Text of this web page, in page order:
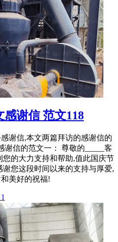
谢信 范文118
谢信,本文两篇拜访的感谢信的
谢信的范文一： 尊敬的_____客
您的大力支持和帮助,值此国庆节
谢您这段时间以来的支持与厚爱,
美好的祝福!